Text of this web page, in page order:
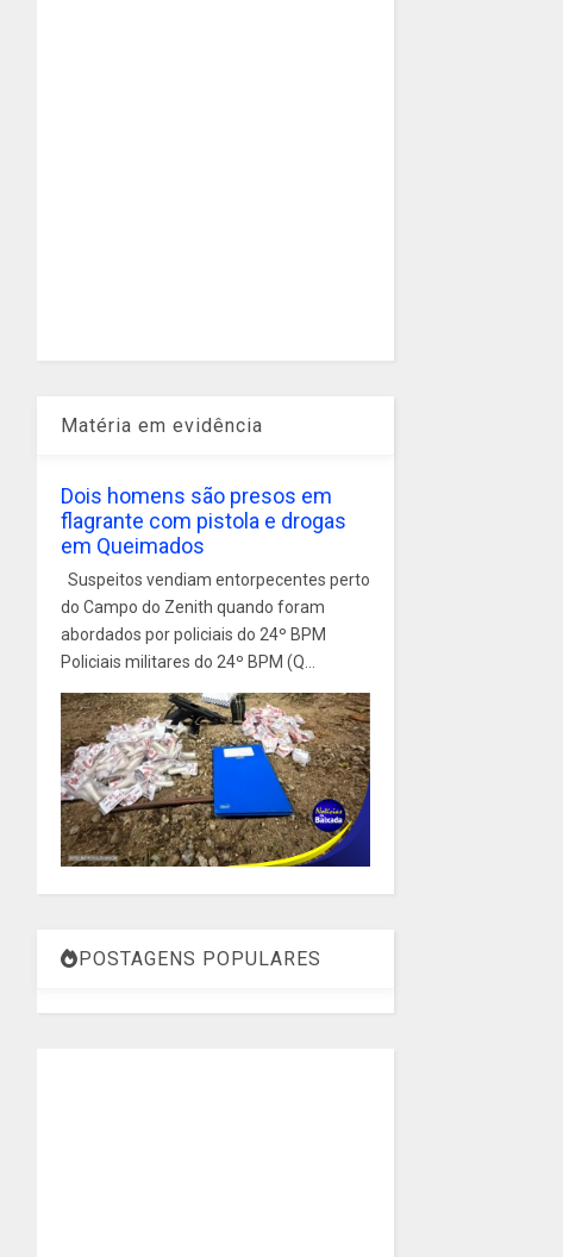
Matéria em evidência
Dois homens são presos em
flagrante com pistola e drogas
em Queimados
Suspeitos vendiam entorpecentes perto
do Campo do Zenith quando foram
abordados por policiais do 24º BPM
Policiais militares do 24º BPM (Q...
POSTAGENS POPULARES